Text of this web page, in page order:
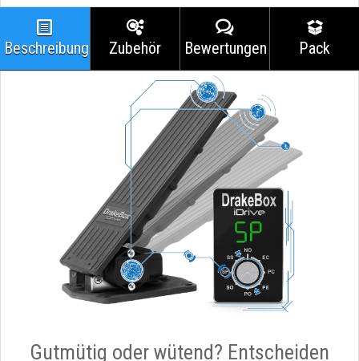
Beschreibung Zubehör Bewertungen Pack
Gutmütig oder wütend? Entscheiden